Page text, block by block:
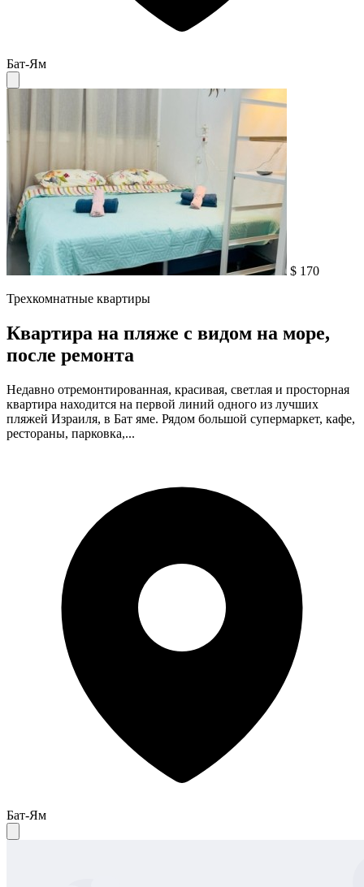
Бат-Ям
$ 170
Трехкомнатные квартиры
Квартира на пляже с видом на море,
после ремонта
Недавно отремонтированная, красивая, светлая и просторная
квартира находится на первой линий одного из лучших
пляжей Израиля, в Бат яме. Рядом большой супермаркет, кафе,
рестораны, парковка,...
Бат-Ям